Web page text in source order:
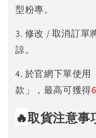
型粉專。
3. 修改 / 取消訂單
諒。
4. 於官網下單使用
款」，最高可獲得
🔥取貨注意事